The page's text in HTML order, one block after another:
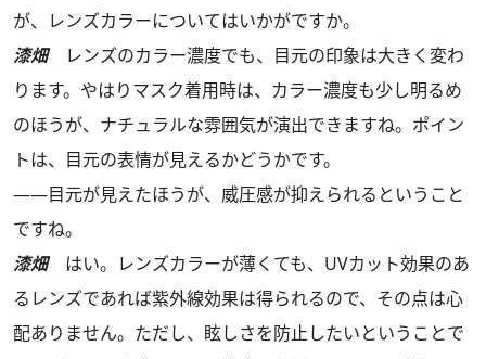
が、レンズカラーについてはいかがですか。
漆畑レンズのカラー濃度でも、目元の印象は大きく変わ
ります。やはりマスク着用時は、カラー濃度も少し明るめ
のほうが、ナチュラルな雰囲気が演出できますね。ポイン
トは、目元の表情が見えるかどうかです。
――目元が見えたほうが、威圧感が抑えられるということ
ですね。
漆畑はい。レンズカラーが薄くても、UVカット効果のあ
るレンズであれば紫外線効果は得られるので、その点は心
配ありません。ただし、眩しさを防止したいということで